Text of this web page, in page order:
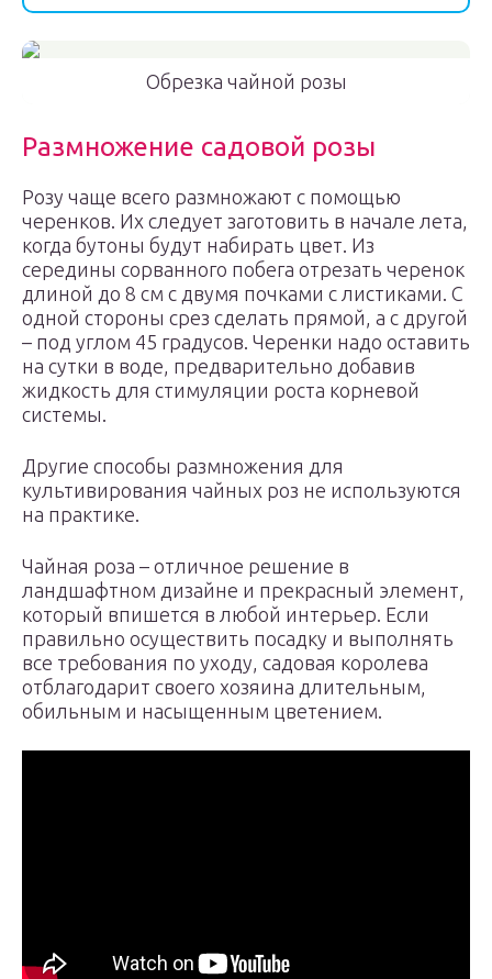
Обрезка чайной розы
Размножение садовой розы
Розу чаще всего размножают с помощью
черенков. Их следует заготовить в начале лета,
когда бутоны будут набирать цвет. Из
середины сорванного побега отрезать черенок
длиной до 8 см с двумя почками с листиками. С
одной стороны срез сделать прямой, а с другой
– под углом 45 градусов. Черенки надо оставить
на сутки в воде, предварительно добавив
жидкость для стимуляции роста корневой
системы.
Другие способы размножения для
культивирования чайных роз не используются
на практике.
Чайная роза – отличное решение в
ландшафтном дизайне и прекрасный элемент,
который впишется в любой интерьер. Если
правильно осуществить посадку и выполнять
все требования по уходу, садовая королева
отблагодарит своего хозяина длительным,
обильным и насыщенным цветением.